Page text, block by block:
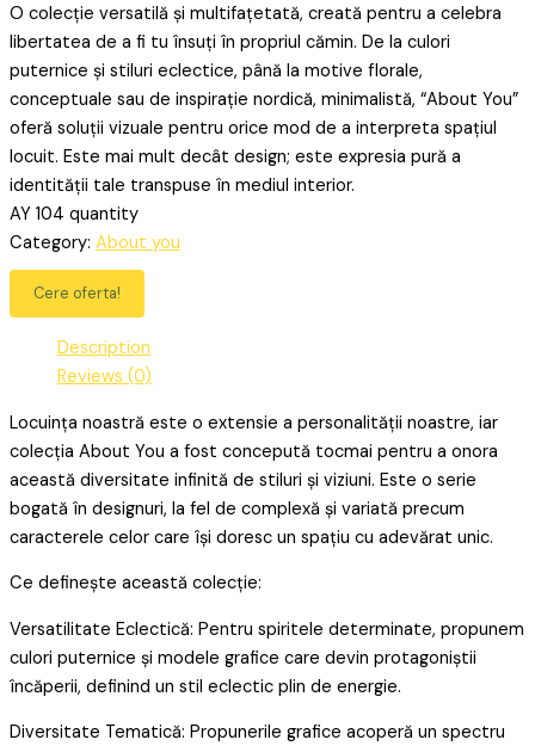
O colecție versatilă și multifațetată, creată pentru a celebra
libertatea de a fi tu însuți în propriul cămin. De la culori
puternice și stiluri eclectice, până la motive florale,
conceptuale sau de inspirație nordică, minimalistă, “About You”
oferă soluții vizuale pentru orice mod de a interpreta spațiul
locuit. Este mai mult decât design; este expresia pură a
identității tale transpuse în mediul interior.
AY 104 quantity
Category: About you
Cere oferta!
Description
Reviews (0)
Locuința noastră este o extensie a personalității noastre, iar
colecția About You a fost concepută tocmai pentru a onora
această diversitate infinită de stiluri și viziuni. Este o serie
bogată în designuri, la fel de complexă și variată precum
caracterele celor care își doresc un spațiu cu adevărat unic.
Ce definește această colecție:
Versatilitate Eclectică: Pentru spiritele determinate, propunem
culori puternice și modele grafice care devin protagoniștii
încăperii, definind un stil eclectic plin de energie.
Diversitate Tematică: Propunerile grafice acoperă un spectru